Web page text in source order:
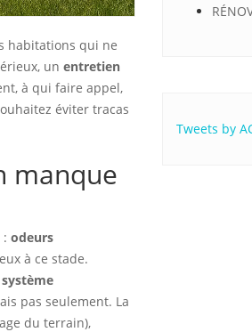
habitations qui ne
un entretien
à qui faire appel,
éviter tracas
manque
odeurs
à ce stade.
système
pas seulement. La
du terrain),
Tweets by